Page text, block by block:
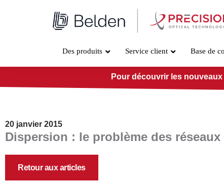
Des produits Service client Base de
Pour découvrir les
20 janvier 2015
Dispersion : le problème des
Retour aux articles